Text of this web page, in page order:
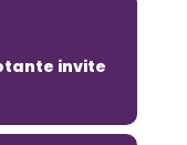
invite